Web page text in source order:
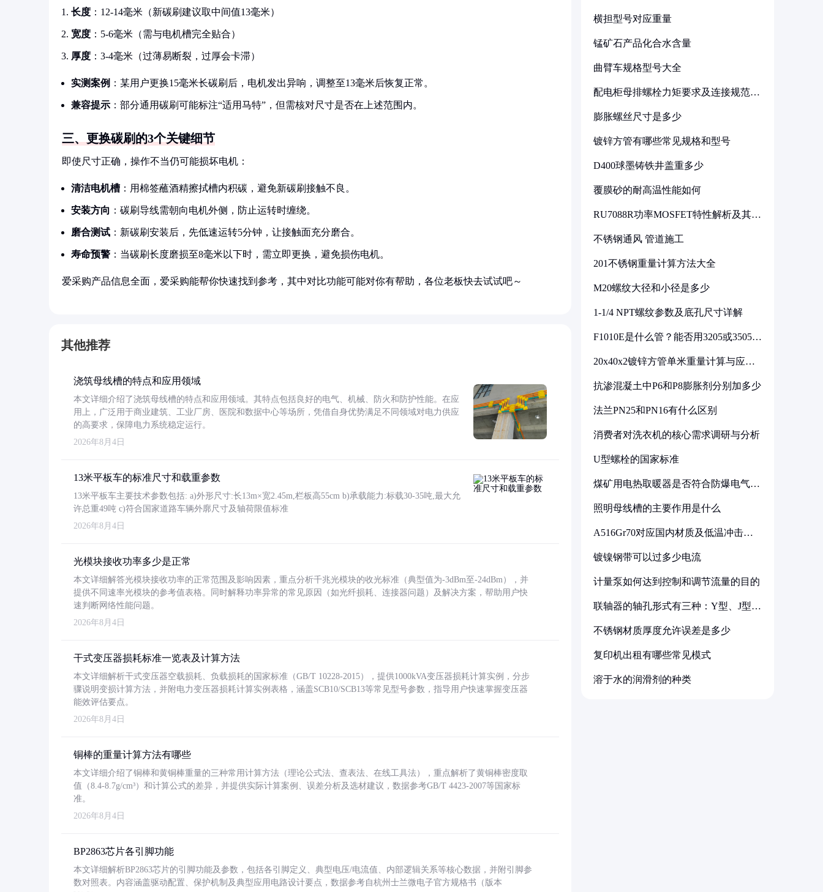
长度 ：12-14毫米（新碳刷建议取中间值13毫米）
宽度 ：5-6毫米（需与电机槽完全贴合）
厚度 ：3-4毫米（过薄易断裂，过厚会卡滞）
实测案例 ：某用户更换15毫米长碳刷后，电机发出异响，调整至13毫米后恢复正常。
兼容提示 ：部分通用碳刷可能标注“适用马特”，但需核对尺寸是否在上述范围内。
三、更换碳刷的3个关键细节
即使尺寸正确，操作不当仍可能损坏电机：
清洁电机槽 ：用棉签蘸酒精擦拭槽内积碳，避免新碳刷接触不良。
安装方向 ：碳刷导线需朝向电机外侧，防止运转时缠绕。
磨合测试 ：新碳刷安装后，先低速运转5分钟，让接触面充分磨合。
寿命预警 ：当碳刷长度磨损至8毫米以下时，需立即更换，避免损伤电机。
爱采购产品信息全面，爱采购能帮你快速找到参考，其中对比功能可能对你有帮助，各位老板快去试试吧～
其他推荐
浇筑母线槽的特点和应用领域
本文详细介绍了浇筑母线槽的特点和应用领域。其特点包括良好的电气、机械、防火和防护性能。在应
用上，广泛用于商业建筑、工业厂房、医院和数据中心等场所，凭借自身优势满足不同领域对电力供应
的高要求，保障电力系统稳定运行。
2026年8月4日
13米平板车的标准尺寸和载重参数
13米平板车主要技术参数包括: a)外形尺寸:长13m×宽2.45m,栏板高55cm b)承载能力:标载30-35吨,最大允
许总重49吨 c)符合国家道路车辆外廓尺寸及轴荷限值标准
2026年8月4日
光模块接收功率多少是正常
本文详细解答光模块接收功率的正常范围及影响因素，重点分析千兆光模块的收光标准（典型值为-3dBm至-24dBm），并
提供不同速率光模块的参考值表格。同时解释功率异常的常见原因（如光纤损耗、连接器问题）及解决方案，帮助用户快
速判断网络性能问题。
2026年8月4日
干式变压器损耗标准一览表及计算方法
本文详细解析干式变压器空载损耗、负载损耗的国家标准（GB/T 10228-2015），提供1000kVA变压器损耗计算实例，分步
骤说明变损计算方法，并附电力变压器损耗计算实例表格，涵盖SCB10/SCB13等常见型号参数，指导用户快速掌握变压器
能效评估要点。
2026年8月4日
铜棒的重量计算方法有哪些
本文详细介绍了铜棒和黄铜棒重量的三种常用计算方法（理论公式法、查表法、在线工具法），重点解析了黄铜棒密度取
值（8.4-8.7g/cm³）和计算公式的差异，并提供实际计算案例、误差分析及选材建议，数据参考GB/T 4423-2007等国家标
准。
2026年8月4日
BP2863芯片各引脚功能
本文详细解析BP2863芯片的引脚功能及参数，包括各引脚定义、典型电压/电流值、内部逻辑关系等核心数据，并附引脚参
数对照表。内容涵盖驱动配置、保护机制及典型应用电路设计要点，数据参考自杭州士兰微电子官方规格书（版本
横担型号对应重量
锰矿石产品化合水含量
曲臂车规格型号大全
配电柜母排螺栓力矩要求及连接规范详
膨胀螺丝尺寸是多少
镀锌方管有哪些常见规格和型号
D400球墨铸铁井盖重多少
覆膜砂的耐高温性能如何
RU7088R功率MOSFET特性解析及其在
不锈钢通风 管道施工
201不锈钢重量计算方法大全
M20螺纹大径和小径是多少
1-1/4 NPT螺纹参数及底孔尺寸详解
F1010E是什么管？能否用3205或3505代
20x40x2镀锌方管单米重量计算与应用
抗渗混凝土中P6和P8膨胀剂分别加多少
法兰PN25和PN16有什么区别
消费者对洗衣机的核心需求调研与分析
U型螺栓的国家标准
煤矿用电热取暖器是否符合防爆电气设
照明母线槽的主要作用是什么
A516Gr70对应国内材质及低温冲击要
镀镍钢带可以过多少电流
计量泵如何达到控制和调节流量的目的
联轴器的轴孔形式有三种：Y型、J型、
不锈钢材质厚度允许误差是多少
复印机出租有哪些常见模式
溶于水的润滑剂的种类